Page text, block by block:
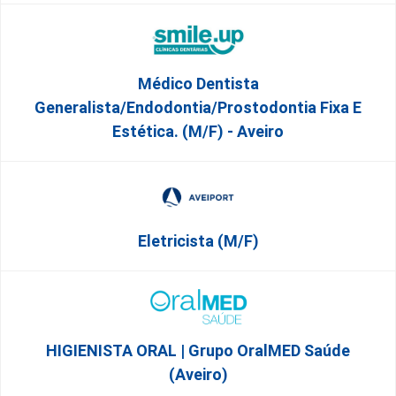
Médico Dentista
Generalista/Endodontia/Prostodontia Fixa E
Estética. (M/F) - Aveiro
Eletricista (m/f)
HIGIENISTA ORAL | Grupo OralMED Saúde
(Aveiro)